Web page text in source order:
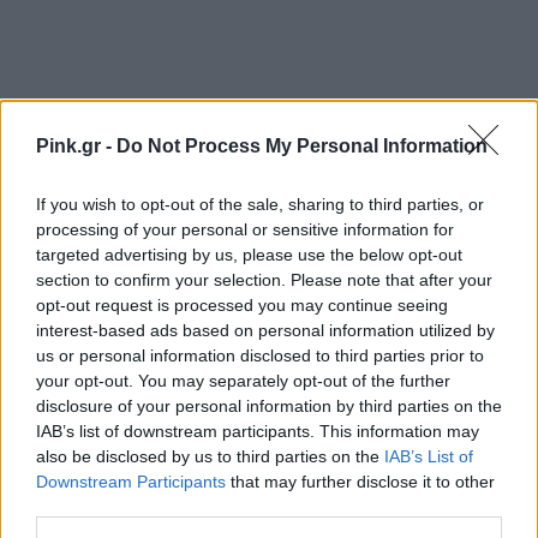
Pink.gr - Do Not Process My Personal Information
If you wish to opt-out of the sale, sharing to third parties, or
processing of your personal or sensitive information for
targeted advertising by us, please use the below opt-out
section to confirm your selection. Please note that after your
opt-out request is processed you may continue seeing
interest-based ads based on personal information utilized by
us or personal information disclosed to third parties prior to
your opt-out. You may separately opt-out of the further
disclosure of your personal information by third parties on the
IAB’s list of downstream participants. This information may
also be disclosed by us to third parties on the IAB’s List of
Downstream Participants that may further disclose it to other
Ακολουθήστε το Pink.gr στοGoogle Newsκαι
μάθετε πρώτοι τα πιο hot νέα.
Ακολουθήστε το Pink.gr και στοInstagram
ΔΙΑΦΗΜΙΣΗ